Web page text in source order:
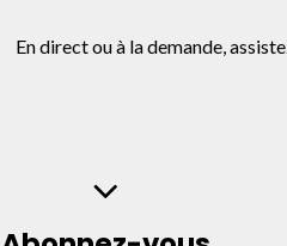
En direct ou à la demande,